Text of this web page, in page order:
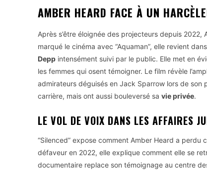
AMBER HEARD FACE À UN
Après s’être éloignée des projecteurs depuis
marqué le cinéma avec “Aquaman”, elle revient
Depp intensément suivi par le public. Elle met en
les femmes qui osent témoigner. Le film révèle
admirateurs déguisés en Jack Sparrow lors de son
carrière, mais ont aussi bouleversé sa vie privée.
LE VOL DE VOIX DANS LES AFFAIRES
“Silenced” expose comment Amber Heard a perdu
défaveur en 2022, elle explique comment elle se
documentaire replace son témoignage au centre